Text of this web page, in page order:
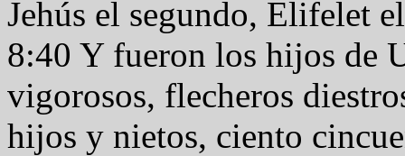
Jehús el segundo, Elifelet
8:40 Y fueron los hijos de
vigorosos, flecheros
hijos y nietos, ciento